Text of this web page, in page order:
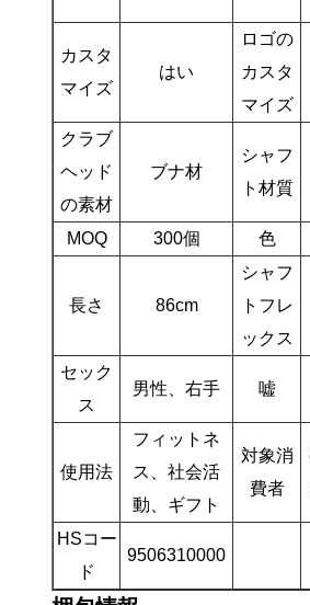
カスタ
マイズ
はい
ロゴの
カスタ
マイズ
クラブ
ヘッド
の素材
ブナ材
シャフ
ト材質
MOQ 300個 色
長さ 86cm
シャフ
トフレ
ックス
セック
ス
男性、右手 嘘
使用法
フィットネ
ス、社会活
動、ギフト
対象消
費者
HSコー
ド
9506310000